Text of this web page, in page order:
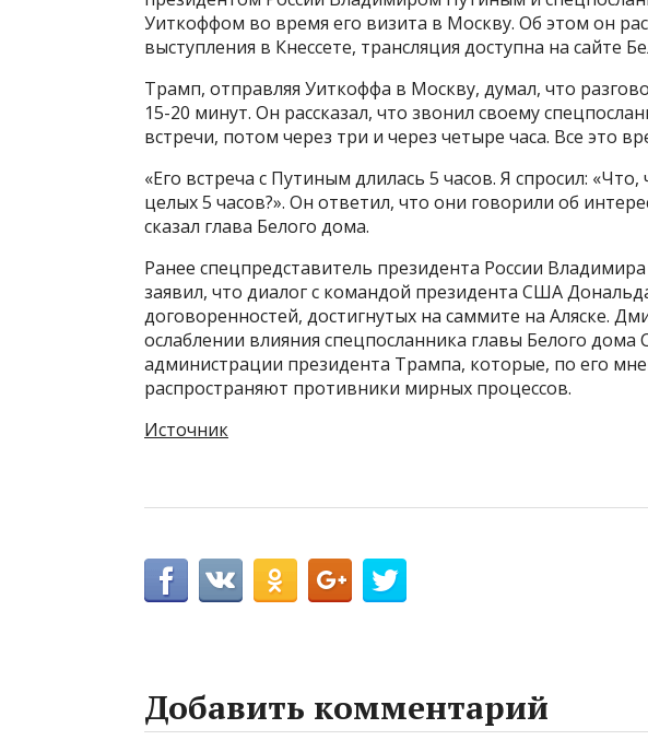
Уиткоффом во время его визита в Москву. Об этом он
выступления в Кнессете, трансляция доступна на сайте
Трамп, отправляя Уиткоффа в Москву, думал, что
15-20 минут. Он рассказал, что звонил своему
встречи, потом через три и через четыре часа. Все это
«Его встреча с Путиным длилась 5 часов. Я спросил:
целых 5 часов?». Он ответил, что они говорили об
сказал глава Белого дома.
Ранее спецпредставитель президента России
заявил, что диалог с командой президента США
договоренностей, достигнутых на саммите на Аляске.
ослаблении влияния спецпосланника главы Белого дома
администрации президента Трампа, которые, по его
распространяют противники мирных процессов.
Источник
Добавить комментарий